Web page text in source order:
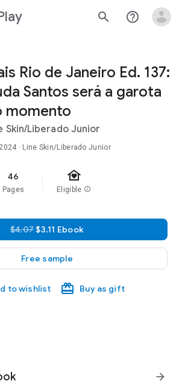
Play search help_outline
Rio de Janeiro Ed. 137:
Santos será a garota
momento
Skin/Liberado Junior
· Line Skin/Liberado Junior
46
Pages
family_home
Eligible info
$4.07$3.11 Ebook
Free sample
to wishlist Buy as gift
arrow_forward